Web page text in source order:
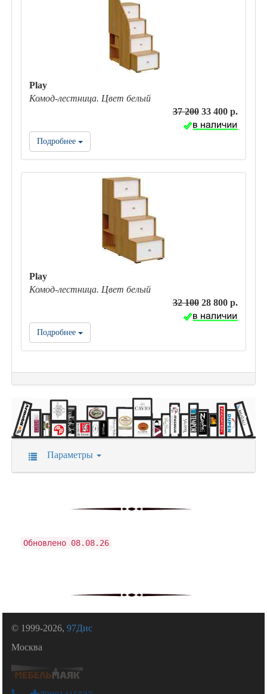
Play
Комод-лестница. Цвет белый
37 20033 400 р.
Подробнее
Play
Комод-лестница. Цвет белый
32 10028 800 р.
Подробнее
Параметры
Обновлено 08.08.26
© 1999-2026,97Дис
Москва